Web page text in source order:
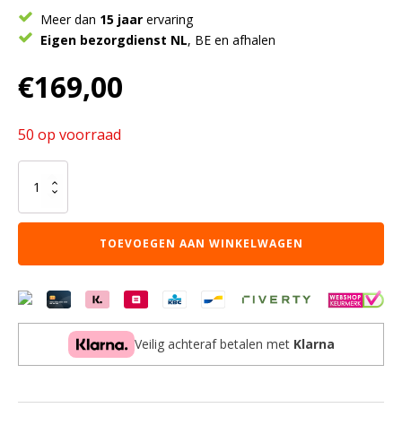
Meer dan 15 jaar ervaring
Eigen bezorgdienst NL, BE en afhalen
€169,00
50 op voorraad
zwarte
vuurkorf
aantal
TOEVOEGEN AAN WINKELWAGEN
Veilig achteraf betalen met Klarna